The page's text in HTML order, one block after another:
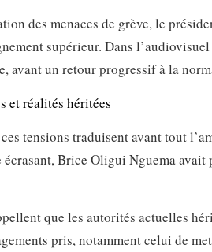
des menaces de grève, le
supérieur. Dans
avant un retour progressif à la
et réalités héritées
tensions traduisent avant tout
écrasant, Brice Oligui Nguema
que les autorités actuelles
pris, notamment celui de